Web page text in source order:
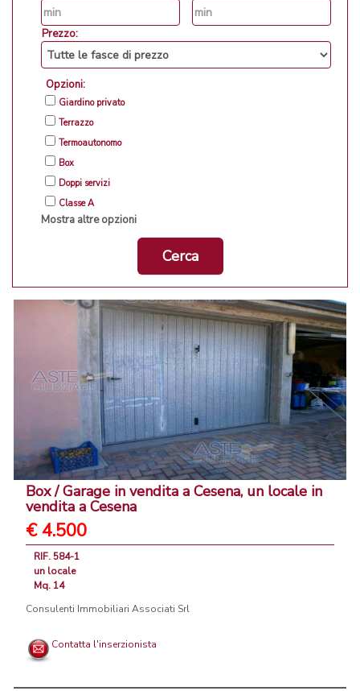
Prezzo:
Opzioni:
Giardino privato
Terrazzo
Termoautonomo
Box
Doppi servizi
Classe A
Mostra altre opzioni
Cerca
Box / Garage in vendita a Cesena, un locale in
vendita a Cesena
€ 4.500
RIF. 584-1
un locale
Mq. 14
Consulenti Immobiliari Associati Srl
Contatta l'inserzionista